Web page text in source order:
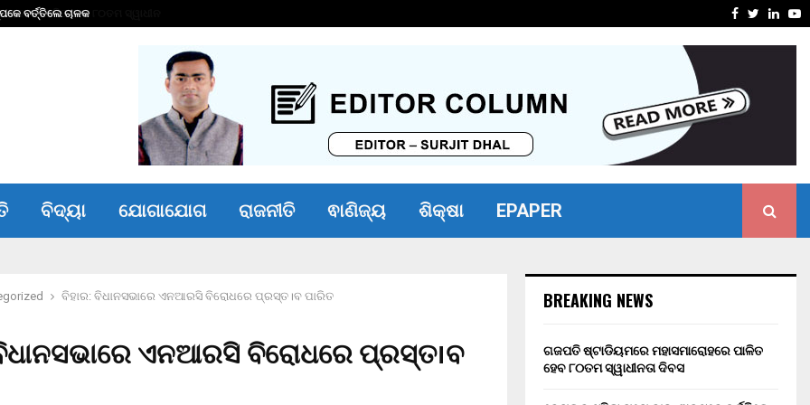
ବର୍ତ୍ତିଲେ ଚାଳକ ୧୬
Facebook
Twitter
ବିଦ୍ୟା ଯୋଗାଯୋଗ ରାଜନୀତି ଵାଣିଜ୍ୟ ଶିକ୍ଷା EPAPER
ବିହାର: ବିଧାନସଭାରେ ଏନଆରସି ବିରୋଧରେ ପ୍ରସ୍ତ।ବ ପାରିତ
ଏନଆରସି ବିରୋଧରେ ପ୍ରସ୍ତ।ବ
BREAKING NEWS
ଗଜପତି ଷ୍ଟାଡିୟମରେ ମହାସମାରୋହରେ ପାଳିତ
ହେବ ୮୦ତମ ସ୍ୱାଧୀନତା ଦିବସ